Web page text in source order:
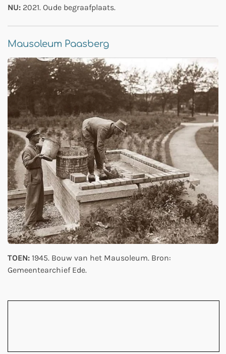
NU: 2021. Oude begraafplaats.
Mausoleum Paasberg
TOEN: 1945. Bouw van het Mausoleum. Bron:
Gemeentearchief Ede.